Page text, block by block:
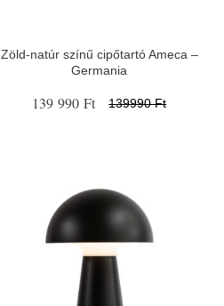
Zöld-natúr színű cipőtartó Ameca –
Germania
139 990 Ft 139990 Ft